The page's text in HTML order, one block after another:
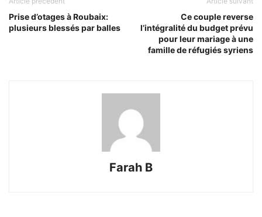
Prise d’otages à Roubaix:
plusieurs blessés par balles
Ce couple reverse
l’intégralité du budget prévu
pour leur mariage à une
famille de réfugiés syriens
Farah B